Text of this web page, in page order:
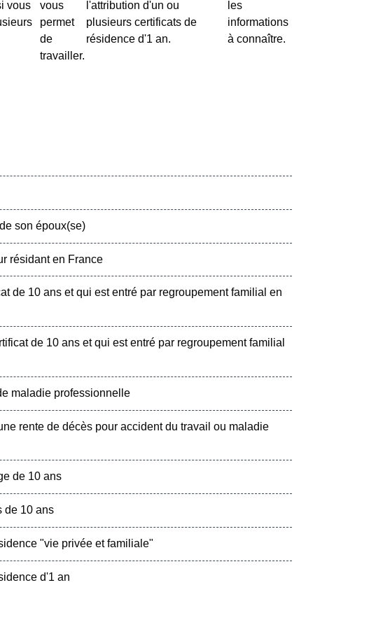
vous
vous
permet
de
travailler.
l'attribution d'un ou
plusieurs certificats de
résidence d'1 an.
les
informations
à connaître.
son époux(se)
résidant en France
de 10 ans et qui est entré par regroupement familial en
de 10 ans et qui est entré par regroupement familial
maladie professionnelle
rente de décès pour accident du travail ou maladie
de 10 ans
de 10 ans
"vie privée et familiale"
d'1 an